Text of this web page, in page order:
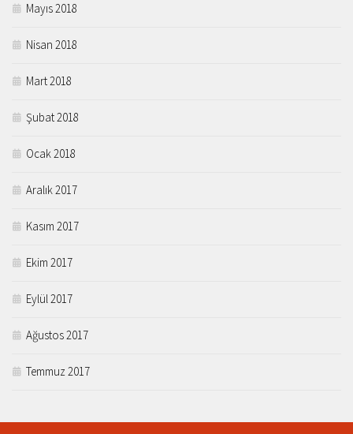
Mayıs 2018
Nisan 2018
Mart 2018
Şubat 2018
Ocak 2018
Aralık 2017
Kasım 2017
Ekim 2017
Eylül 2017
Ağustos 2017
Temmuz 2017